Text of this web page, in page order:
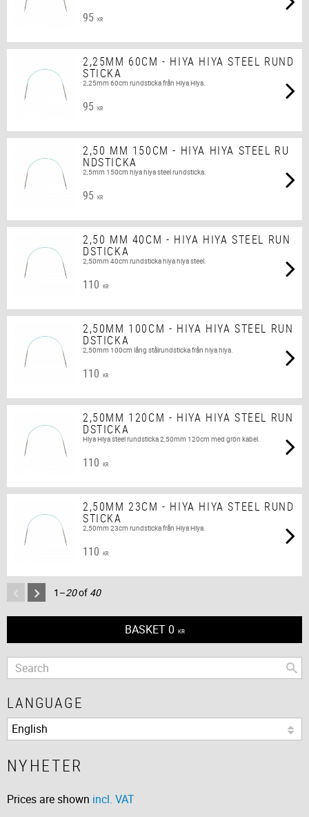
95 KR
2,25MM 60CM - HIYA HIYA STEEL RUND
STICKA
2,25mm 60cm rundsticka från Hiya Hiya.
95 KR
2,50 MM 150CM - HIYA HIYA STEEL RU
NDSTICKA
2,5mm 150cm hiya hiya steel rundsticka.
95 KR
2,50 MM 40CM - HIYA HIYA STEEL RUN
DSTICKA
2,50mm 40cm rundsticka hiya hiya steel.
110 KR
2,50MM 100CM - HIYA HIYA STEEL RUN
DSTICKA
2,50mm 100cm lång stålrundsticka från hiya hiya.
110 KR
2,50MM 120CM - HIYA HIYA STEEL RUN
DSTICKA
Hiya Hiya steel rundsticka 2,50mm 120cm med grön kabel.
110 KR
2,50MM 23CM - HIYA HIYA STEEL RUND
STICKA
2,50mm 23cm rundsticka från Hiya Hiya.
110 KR
1–20of 40
BASKET 0 KR
LANGUAGE
NYHETER
Prices are shown incl. VAT